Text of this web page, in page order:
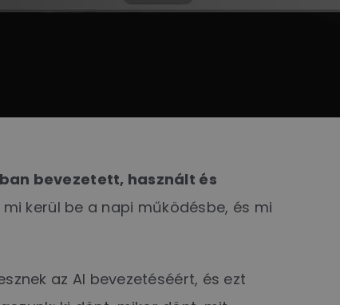
bevezetett, használt és
kerül be a napi működésbe, és mi
az AI bevezetéséért, és ezt